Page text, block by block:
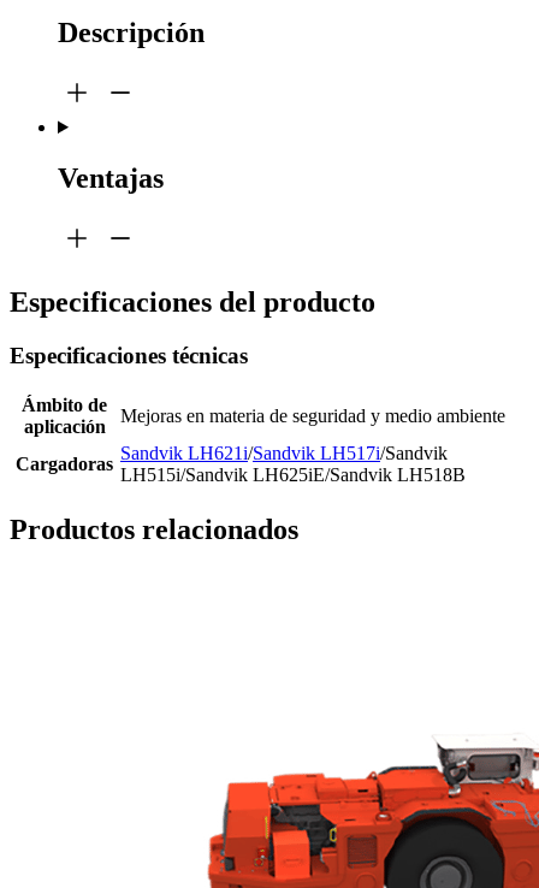
Descripción
Ventajas
Especificaciones del producto
Especificaciones técnicas
Ámbito de
aplicación
Mejoras en materia de seguridad y medio ambiente
Cargadoras
Sandvik LH621i/Sandvik LH517i/Sandvik
LH515i/Sandvik LH625iE/Sandvik LH518B
Productos relacionados